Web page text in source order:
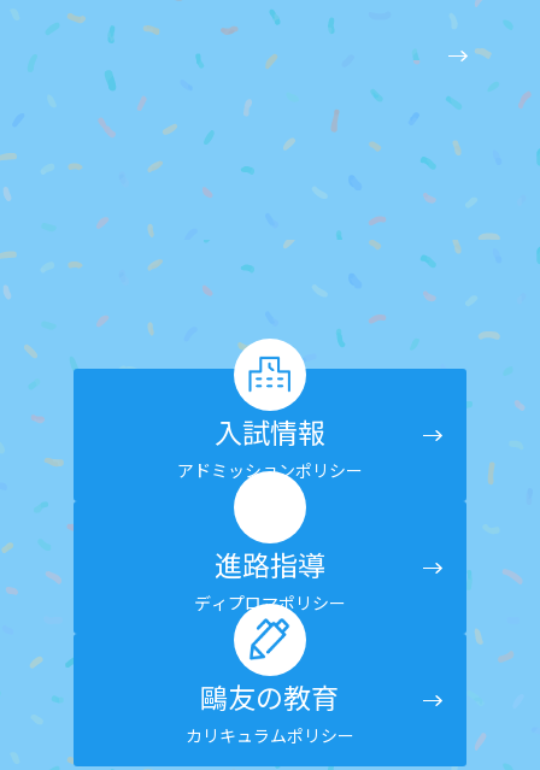
入試情報
アドミッションポリシー
進路指導
ディプロマポリシー
鷗友の教育
カリキュラムポリシー